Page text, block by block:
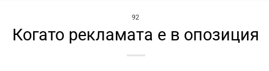
92
Когато рекламата е в опозиция